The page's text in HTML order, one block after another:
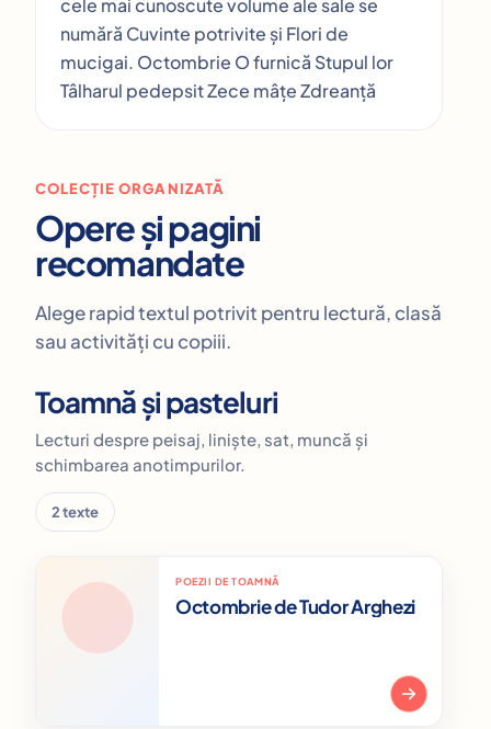
cele mai cunoscute volume ale sale se
numără Cuvinte potrivite și Flori de
mucigai. Octombrie O furnică Stupul lor
Tâlharul pedepsit Zece mâțe Zdreanță
COLECȚIE ORGANIZATĂ
Opere și pagini
recomandate
Alege rapid textul potrivit pentru lectură, clasă
sau activități cu copiii.
Toamnă și pasteluri
Lecturi despre peisaj, liniște, sat, muncă și
schimbarea anotimpurilor.
2 texte
POEZII DE TOAMNĂ
Octombrie de Tudor Arghezi